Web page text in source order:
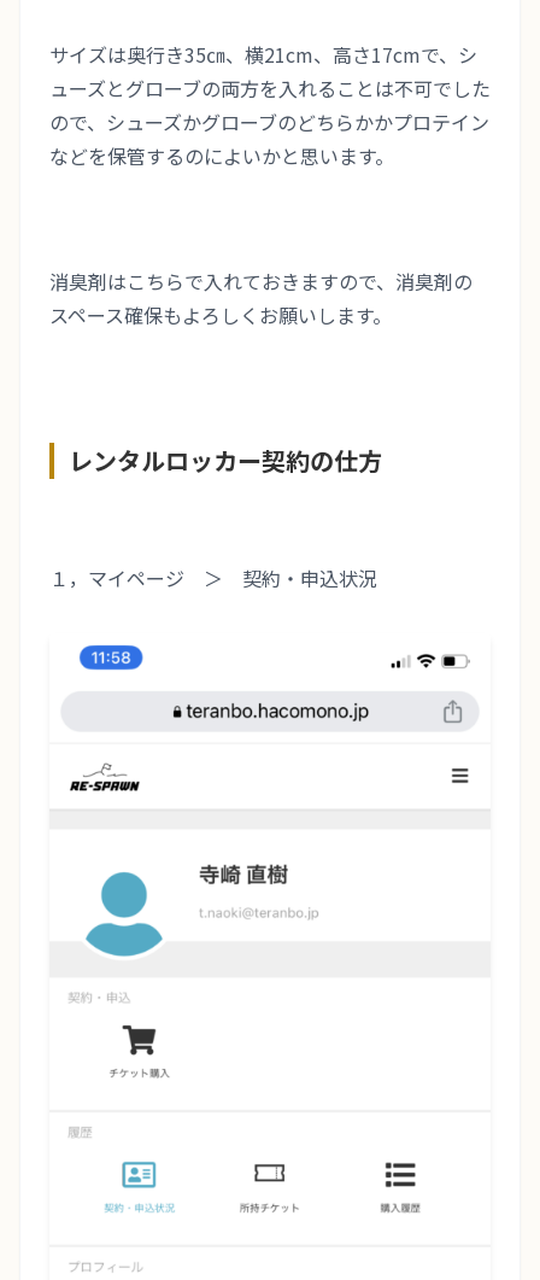
サイズは奥行き35㎝、横21cm、高さ17cmで、シ
ューズとグローブの両方を入れることは不可でした
ので、シューズかグローブのどちらかかプロテイン
などを保管するのによいかと思います。
消臭剤はこちらで入れておきますので、消臭剤の
スペース確保もよろしくお願いします。
レンタルロッカー契約の仕方
１，マイページ ＞ 契約・申込状況